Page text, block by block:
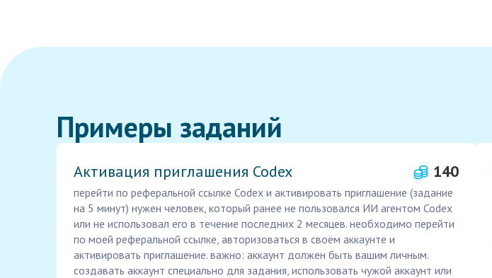
Примеры заданий
Активация приглашения Codex 140
перейти по реферальной ссылке Codex и активировать приглашение (задание
на 5 минут) нужен человек, который ранее не пользовался ИИ агентом Codex
или не использовал его в течение последних 2 месяцев. необходимо перейти
по моей реферальной ссылке, авторизоваться в своём аккаунте и
активировать приглашение. важно: аккаунт должен быть вашим личным.
создавать аккаунт специально для задания, использовать чужой аккаунт или